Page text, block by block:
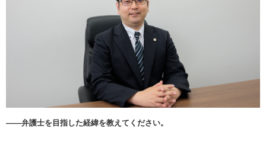
――弁護士を目指した経緯を教えてください。